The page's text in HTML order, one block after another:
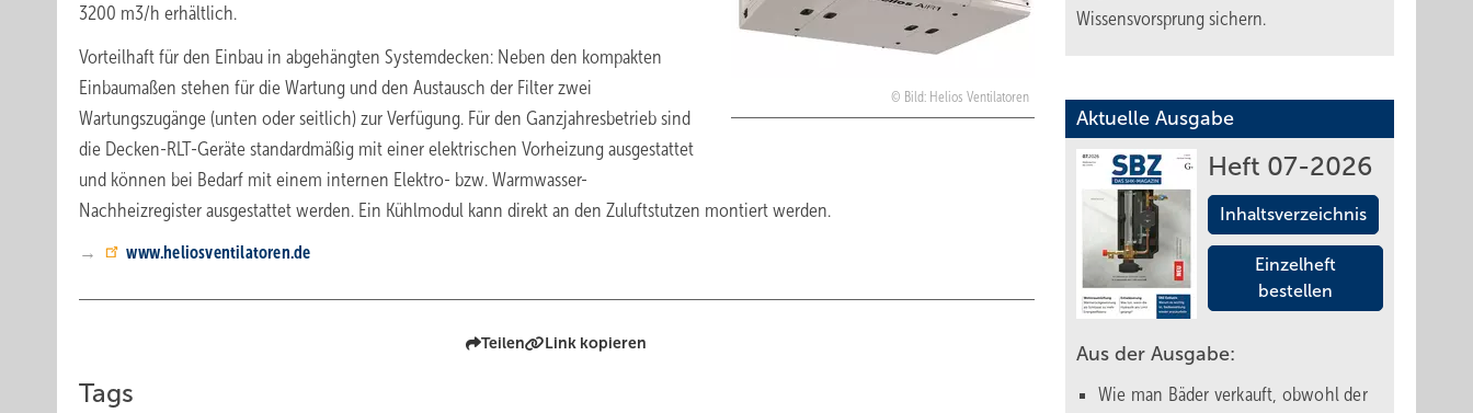
Bild: Helios Ventilatoren
3200 m3/h erhältlich.
Vorteilhaft für den Einbau in abgehängten Systemdecken: Neben den kompakten
Einbaumaßen stehen für die Wartung und den Austausch der Filter zwei
Wartungszugänge (unten oder seitlich) zur Verfügung. Für den Ganzjahresbetrieb sind
die Decken-RLT-Geräte standardmäßig mit einer elektrischen Vorheizung ausgestattet
und können bei Bedarf mit einem internen Elektro- bzw. Warmwasser-
Nachheizregister ausgestattet werden. Ein Kühlmodul kann direkt an den Zuluftstutzen montiert werden.
→ www.heliosventilatoren.de
Teilen Link kopieren
Tags
Wissensvorsprung sichern.
Aktuelle Ausgabe
Heft 07-2026
Inhaltsverzeichnis
Einzelheft
bestellen
Aus der Ausgabe:
Wie man Bäder verkauft, obwohl der